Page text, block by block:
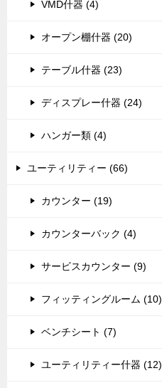
VMD什器 (4)
オープン棚什器 (20)
テーブル什器 (23)
ディスプレー什器 (24)
ハンガー類 (4)
ユーティリティー (66)
カウンター (19)
カウンターバック (4)
サービスカウンター (9)
フィッティングルーム (10)
ベンチシート (7)
ユーティリティー什器 (12)